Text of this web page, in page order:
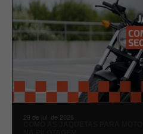
29 de jul. de 2026